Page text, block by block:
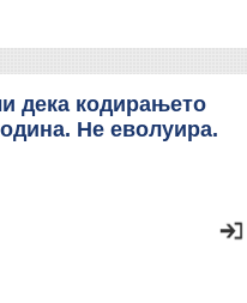
дека кодирањето
Не еволуира.